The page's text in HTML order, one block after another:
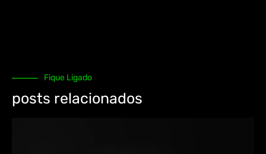
Fique Ligado
posts relacionados